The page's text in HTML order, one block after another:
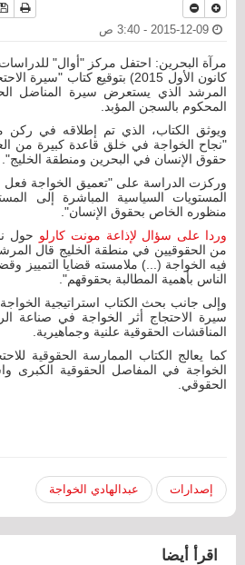
كانون الأول 2015) بتوقيع كتاب
المرشد الذي يستعرض سيرة المناضل
المحكوم بالسجن المؤبد.
ويوثق الكتاب، الذي تم إطلاقه في
"نجاح الخواجة في خلق قاعدة كبيرة من
حقوق الإنسان في البحرين ومنطقة الخليج".
وركزت الدراسة على "تعميق الخواجة فعل
المستويات السياسية المباشرة إلى
منظوره الخاص بحقوق الإنسان".
وردا على سؤال لإذاعة مونت كارلو حول
من الحقوقيين في منطقة الخليج قال
فيه الخواجة (...) ملامسته قضايا التمييز
الناس بأهمية المطالبة بحقوقهم".
وإلى جانب بحث الكتاب استراتيجية
سيرة الاحتجاج أثر الخواجة في صناعة
المناقشات الحقوقية علنية وجماهيرية.
كما يعالج الكتاب الممارسة الحقوقية
الخواجة في المفاصل الحقوقية الكبرى
الحقوقي.
إصدارات عبدالهادي الخواجة
اقرأ أيضا